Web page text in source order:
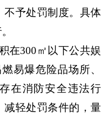
予处罚制度。具体
在300 ㎡以下公共娱
易爆危险品场所、
在消防安全违法行
减轻处罚条件的，量